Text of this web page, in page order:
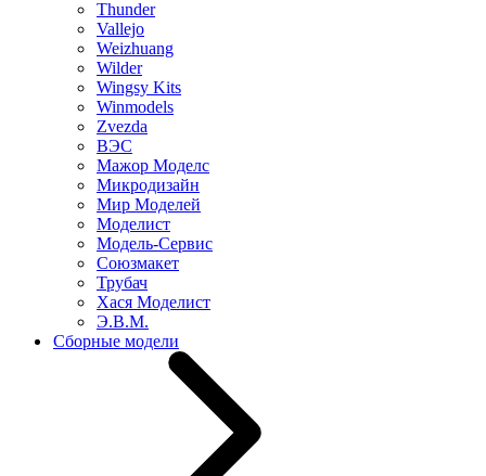
Thunder
Vallejo
Weizhuang
Wilder
Wingsy Kits
Winmodels
Zvezda
ВЭС
Мажор Моделс
Микродизайн
Мир Моделей
Моделист
Модель-Сервис
Союзмакет
Трубач
Хася Моделист
Э.В.М.
Сборные модели